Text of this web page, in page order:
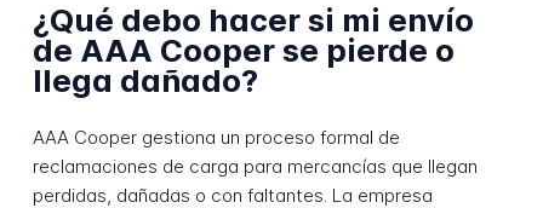
¿Qué debo hacer si mi envío
de AAA Cooper se pierde o
llega dañado?
AAA Cooper gestiona un proceso formal de
reclamaciones de carga para mercancías que llegan
perdidas, dañadas o con faltantes. La empresa